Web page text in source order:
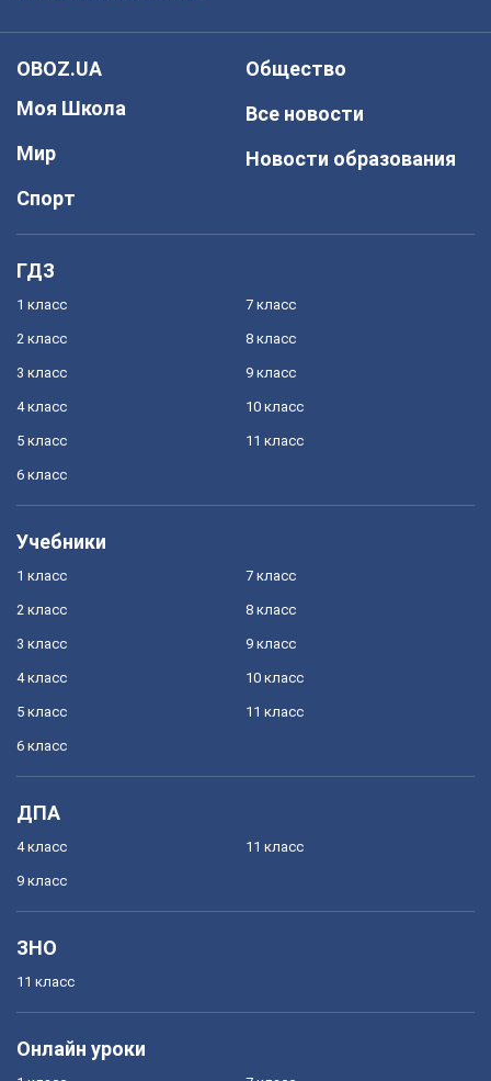
OBOZ.UA
Моя Школа
Мир
Спорт
Общество
Все новости
Новости образования
ГДЗ
1 класс
2 класс
3 класс
4 класс
5 класс
6 класс
7 класс
8 класс
9 класс
10 класс
11 класс
Учебники
1 класс
2 класс
3 класс
4 класс
5 класс
6 класс
7 класс
8 класс
9 класс
10 класс
11 класс
ДПА
4 класс
9 класс
11 класс
ЗНО
11 класс
Онлайн уроки